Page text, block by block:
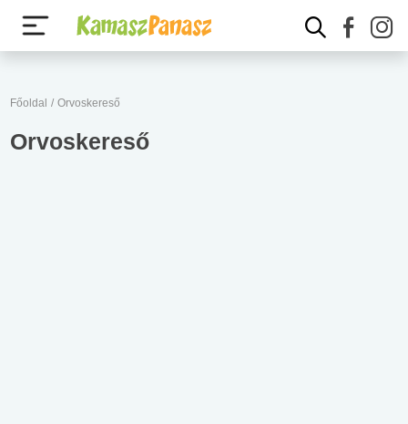
Főoldal / Orvoskereső
Orvoskereső